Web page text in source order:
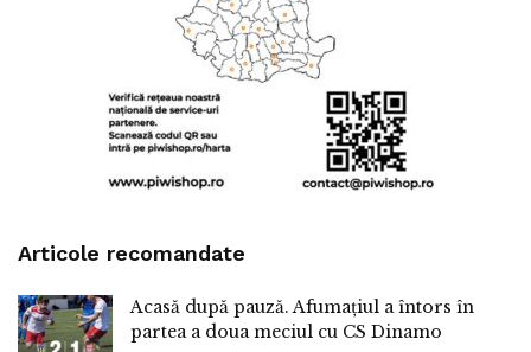
Articole recomandate
Acasă după pauză. Afumațiul a întors în
partea a doua meciul cu CS Dinamo